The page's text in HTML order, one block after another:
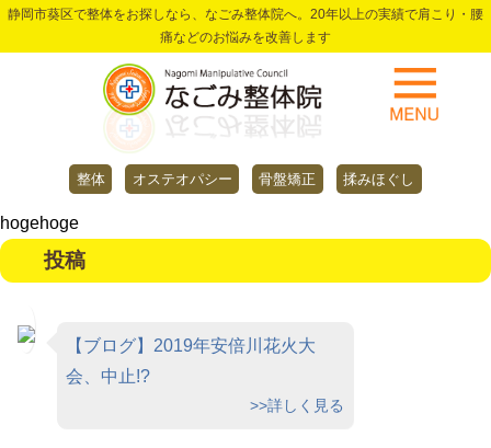
静岡市葵区で整体をお探しなら、なごみ整体院へ。20年以上の実績で肩こり・腰
痛などのお悩みを改善します
整体 オステオパシー 骨盤矯正 揉みほぐし
hogehoge
投稿
【ブログ】2019年安倍川花火大
会、中止!?
>>詳しく見る